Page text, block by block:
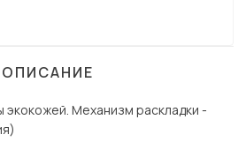
ОПИСАНИЕ
экокожей. Механизм раскладки -